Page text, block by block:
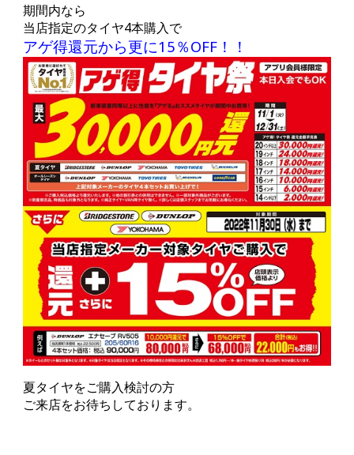
期間内なら
当店指定のタイヤ4本購入で
アゲ得還元から更に15％OFF！！
夏タイヤをご購入検討の方
ご来店をお待ちしております。